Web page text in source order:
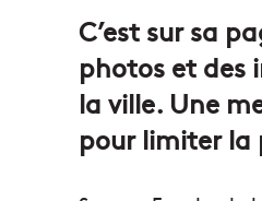
C’est sur sa
photos et des
la ville. Une
pour limiter la